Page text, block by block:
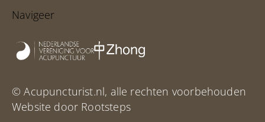
Navigeer
© Acupuncturist.nl, alle rechten voorbehouden
Website door Rootsteps